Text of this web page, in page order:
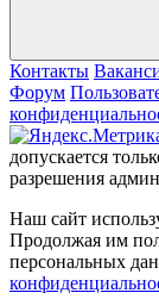
Контакты
Форум
допускается
разрешения
Наш сайт
Продолжая им
персональных